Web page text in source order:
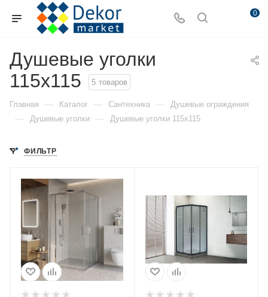
0
Душевые уголки
115x115
5 товаров
Главная — Каталог — Сантехника — Душевые ограждения
— Душевые уголки — Душевые уголки 115x115
ФИЛЬТР